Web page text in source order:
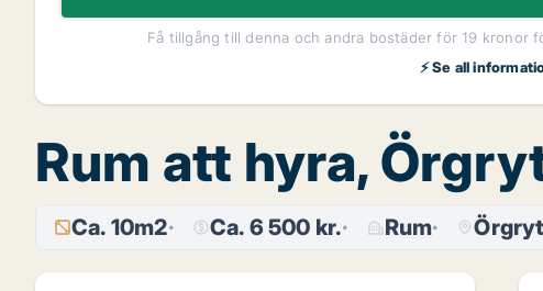
Få tillgång till denna och andra bostäder för 19
⚡ Se all
Rum att hyra,
Ca. 10m2 Ca. 6 500 kr. Rum